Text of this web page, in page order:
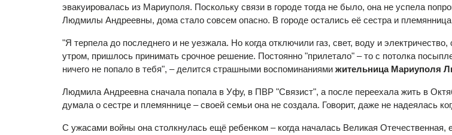
эвакуировалась из Мариуполя. Поскольку связи в городе тогда не было, она не успела
Людмилы Андреевны, дома стало совсем опасно. В городе остались её сестра и
"Я терпела до последнего и не уезжала. Но когда отключили газ, свет, воду и
утром, пришлось принимать срочное решение. Постоянно "прилетало" – то с потолка
ничего не попало в тебя", – делится страшными воспоминаниями жительница Мариуполя
Людмила Андреевна сначала попала в Уфу, в ПВР "Связист", а после переехала жить в
думала о сестре и племяннице – своей семьи она не создала. Говорит, даже не надеялась
С ужасами войны она столкнулась ещё ребенком – когда началась Великая